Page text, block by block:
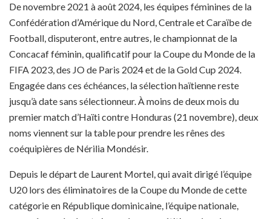
De novembre 2021 à août 2024, les équipes féminines de la
Confédération d’Amérique du Nord, Centrale et Caraïbe de
Football, disputeront, entre autres, le championnat de la
Concacaf féminin, qualificatif pour la Coupe du Monde de la
FIFA 2023, des JO de Paris 2024 et de la Gold Cup 2024.
Engagée dans ces échéances, la sélection haïtienne reste
jusqu’à date sans sélectionneur. À moins de deux mois du
premier match d’Haïti contre Honduras (21 novembre), deux
noms viennent sur la table pour prendre les rênes des
coéquipières de Nérilia Mondésir.
Depuis le départ de Laurent Mortel, qui avait dirigé l’équipe
U20 lors des éliminatoires de la Coupe du Monde de cette
catégorie en République dominicaine, l’équipe nationale,